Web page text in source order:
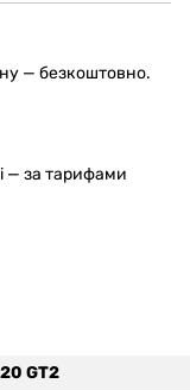
— безкоштовно.
— за тарифами
GT2